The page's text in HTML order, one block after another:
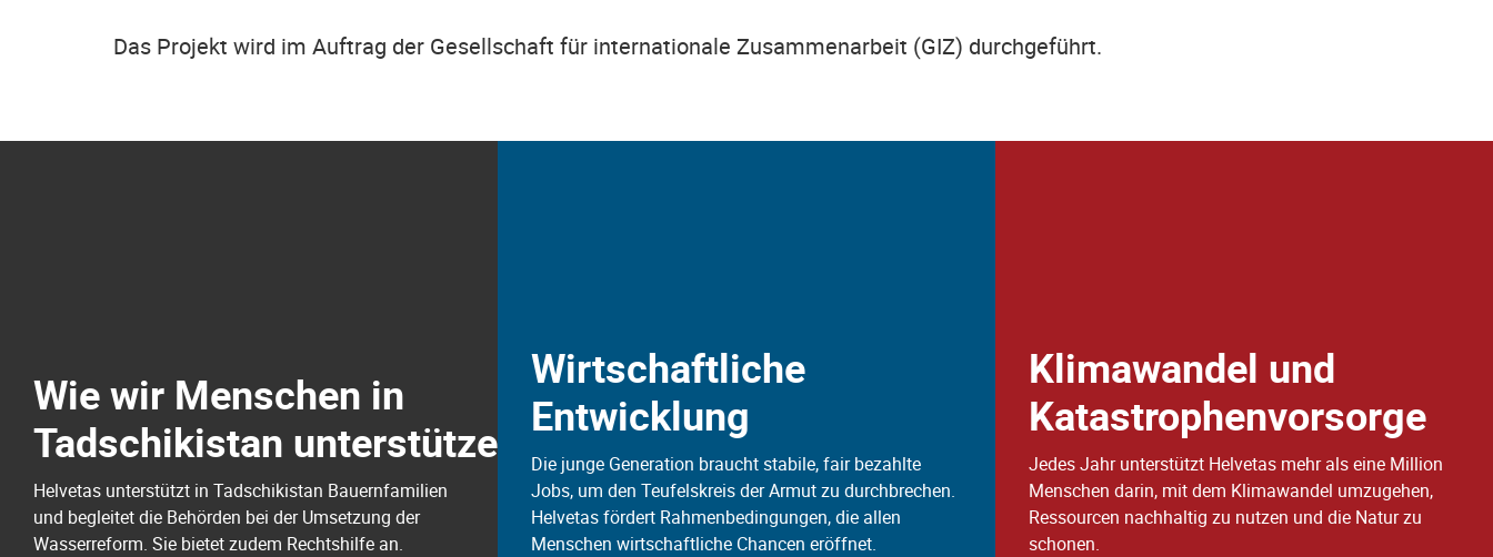
Das Projekt wird im Auftrag der Gesellschaft für internationale Zusammenarbeit (GIZ) durchgeführt.
Wie wir Menschen in
Tadschikistan unterstützen
Helvetas unterstützt in Tadschikistan Bauernfamilien
und begleitet die Behörden bei der Umsetzung der
Wasserreform. Sie bietet zudem Rechtshilfe an.
Wirtschaftliche
Entwicklung
Die junge Generation braucht stabile, fair bezahlte
Jobs, um den Teufelskreis der Armut zu durchbrechen.
Helvetas fördert Rahmenbedingungen, die allen
Menschen wirtschaftliche Chancen eröffnet.
Klimawandel und
Katastrophenvorsorge
Jedes Jahr unterstützt Helvetas mehr als eine Million
Menschen darin, mit dem Klimawandel umzugehen,
Ressourcen nachhaltig zu nutzen und die Natur zu
schonen.